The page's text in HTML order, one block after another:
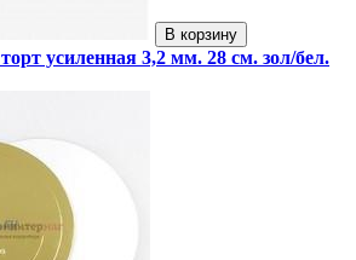
В корзину
усиленная 3,2 мм. 28 см. зол/бел.